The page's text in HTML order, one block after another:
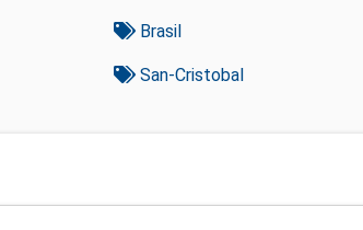
Brasil
San-Cristobal